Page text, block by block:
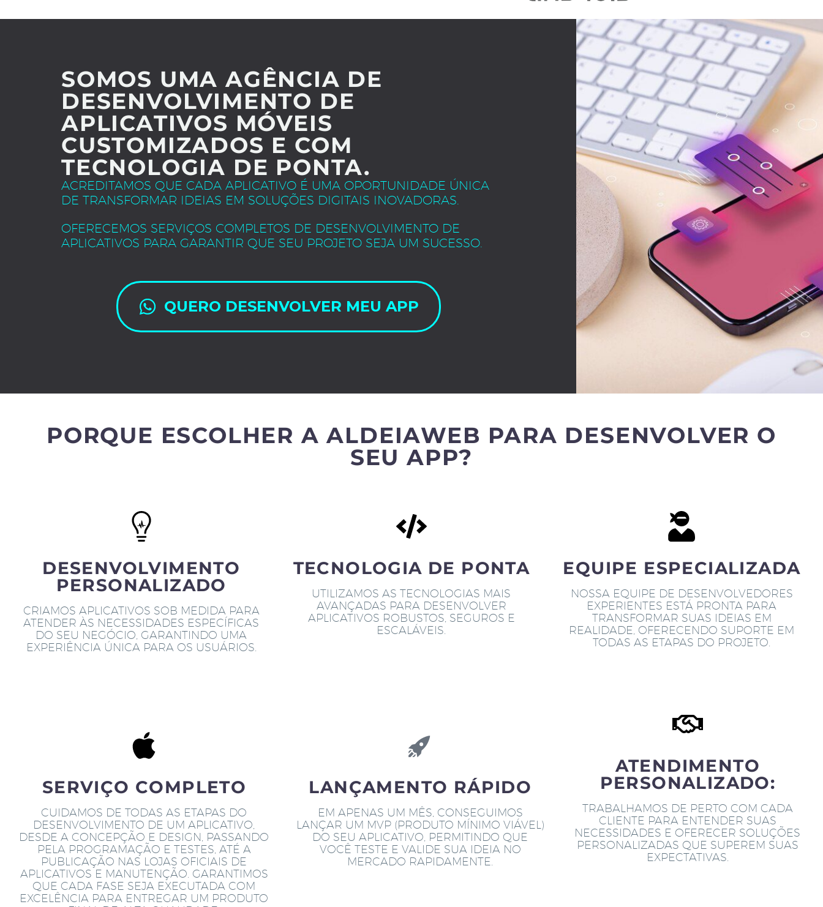
SOMOS UMA AGÊNCIA DE
DESENVOLVIMENTO DE
APLICATIVOS MÓVEIS
CUSTOMIZADOS E COM
TECNOLOGIA DE PONTA.
ACREDITAMOS QUE CADA APLICATIVO É UMA OPORTUNIDADE ÚNICA
DE TRANSFORMAR IDEIAS EM SOLUÇÕES DIGITAIS INOVADORAS.
OFERECEMOS SERVIÇOS COMPLETOS DE DESENVOLVIMENTO DE
APLICATIVOS PARA GARANTIR QUE SEU PROJETO SEJA UM SUCESSO.
QUERO DESENVOLVER MEU APP
PORQUE ESCOLHER A ALDEIAWEB PARA DESENVOLVER O
SEU APP?
DESENVOLVIMENTO
PERSONALIZADO
CRIAMOS APLICATIVOS SOB MEDIDA PARA
ATENDER ÀS NECESSIDADES ESPECÍFICAS
DO SEU NEGÓCIO, GARANTINDO UMA
EXPERIÊNCIA ÚNICA PARA OS USUÁRIOS.
TECNOLOGIA DE PONTA
UTILIZAMOS AS TECNOLOGIAS MAIS
AVANÇADAS PARA DESENVOLVER
APLICATIVOS ROBUSTOS, SEGUROS E
ESCALÁVEIS.
EQUIPE ESPECIALIZADA
NOSSA EQUIPE DE DESENVOLVEDORES
EXPERIENTES ESTÁ PRONTA PARA
TRANSFORMAR SUAS IDEIAS EM
REALIDADE, OFERECENDO SUPORTE EM
TODAS AS ETAPAS DO PROJETO.
SERVIÇO COMPLETO
CUIDAMOS DE TODAS AS ETAPAS DO
DESENVOLVIMENTO DE UM APLICATIVO,
DESDE A CONCEPÇÃO E DESIGN, PASSANDO
PELA PROGRAMAÇÃO E TESTES, ATÉ A
PUBLICAÇÃO NAS LOJAS OFICIAIS DE
APLICATIVOS E MANUTENÇÃO. GARANTIMOS
QUE CADA FASE SEJA EXECUTADA COM
EXCELÊNCIA PARA ENTREGAR UM PRODUTO
LANÇAMENTO RÁPIDO
EM APENAS UM MÊS, CONSEGUIMOS
LANÇAR UM MVP (PRODUTO MÍNIMO VIÁVEL)
DO SEU APLICATIVO, PERMITINDO QUE
VOCÊ TESTE E VALIDE SUA IDEIA NO
MERCADO RAPIDAMENTE.
ATENDIMENTO
PERSONALIZADO:
TRABALHAMOS DE PERTO COM CADA
CLIENTE PARA ENTENDER SUAS
NECESSIDADES E OFERECER SOLUÇÕES
PERSONALIZADAS QUE SUPEREM SUAS
EXPECTATIVAS.